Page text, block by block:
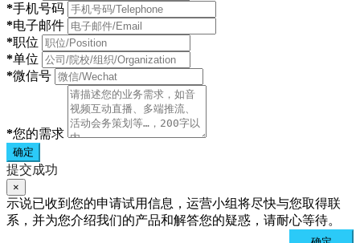
*手机号码
*电子邮件
*职位
*单位
*微信号
*您的需求
确定
提交成功
×
示说已收到您的申请试用信息，运营小组将尽快与您取得联
系，并为您介绍我们的产品和解答您的疑惑，请耐心等待。